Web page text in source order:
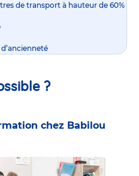
de transport à hauteur de 60%
?
chez Babilou